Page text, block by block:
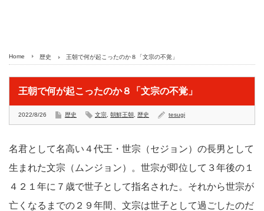
Home 歴史 王朝で何が起こったのか８「文宗の不覚」
王朝で何が起こったのか８「文宗の不覚」
2022/8/26 歴史 文宗 朝鮮王朝 歴史 tesugi
名君として名高い４代王・世宗（セジョン）の長男として
生まれた文宗（ムンジョン）。世宗が即位して３年後の１
４２１年に７歳で世子として指名された。それから世宗が
亡くなるまでの２９年間、文宗は世子として過ごしたのだ